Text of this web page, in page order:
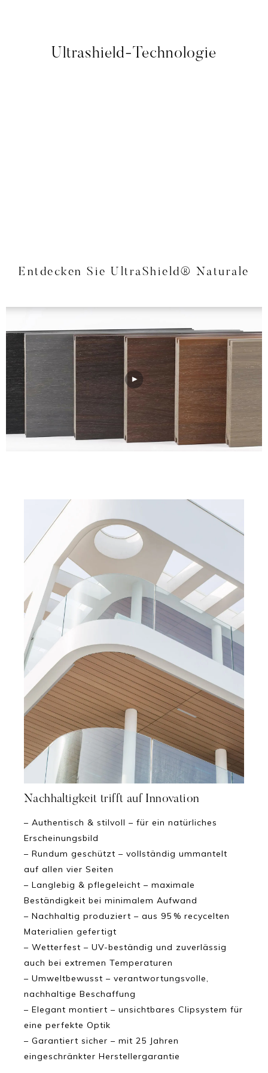
Ultrashield-Technologie
Entdecken Sie UltraShield® Naturale
Nachhaltigkeit trifft auf Innovation
– Authentisch & stilvoll – für ein natürliches
Erscheinungsbild
– Rundum geschützt – vollständig ummantelt
auf allen vier Seiten
– Langlebig & pflegeleicht – maximale
Beständigkeit bei minimalem Aufwand
– Nachhaltig produziert – aus 95 % recycelten
Materialien gefertigt
– Wetterfest – UV-beständig und zuverlässig
auch bei extremen Temperaturen
– Umweltbewusst – verantwortungsvolle,
nachhaltige Beschaffung
– Elegant montiert – unsichtbares Clipsystem für
eine perfekte Optik
– Garantiert sicher – mit 25 Jahren
eingeschränkter Herstellergarantie